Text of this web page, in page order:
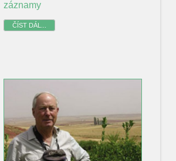
záznamy
ČÍST DÁL...